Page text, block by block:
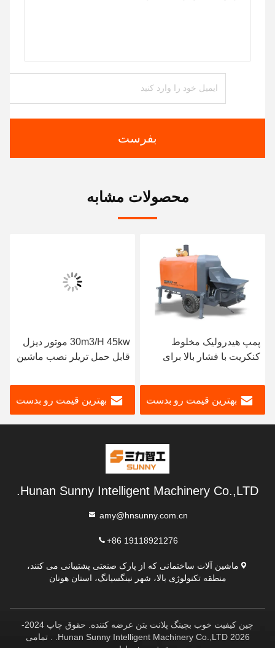
بفرست
محصولات مشابه
پمپ هیدرولیک مخلوط
کنکریت با فشار بالا برای
بهترین قیمت رو بدست
30m3/H 45kw موتور دیزل
قابل حمل تریلر نصب ماشین
بهترین قیمت رو بدست
Hunan Sunny Intelligent Machinery Co.,LTD.
amy@hnsunny.com.cn
+86 19118921276
ماشین آلات ساختمانی که از پارک صنعتی پشتیبانی می کنند،
منطقه تکنولوژی بالا، شهر نینگسیانگ، استان هونان
چین کیفیت خوب بچینگ پلانت بتن عرضه کننده. حقوق چاپ 2024-
2026 Hunan Sunny Intelligent Machinery Co.,LTD. . تمامی